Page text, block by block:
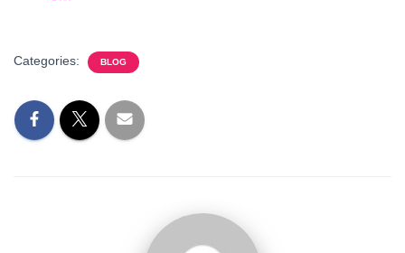
Categories: BLOG